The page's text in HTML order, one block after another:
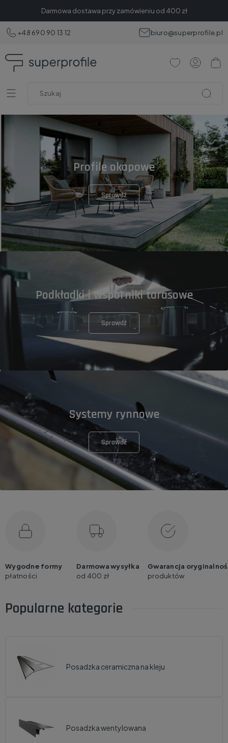
Darmowa dostawa przy zamówieniu od 400 zł
+48 690 90 13 12 biuro@superprofile.pl
Profile okapowe
Sprawdź
Podkładki i wsporniki tarasowe
Sprawdź
Systemy rynnowe
Sprawdź
Wygodne formy
płatności
Darmowa wysyłka
od 400 zł
Gwarancja
produktów
Popularne kategorie
Posadzka ceramiczna na kleju
Posadzka wentylowana